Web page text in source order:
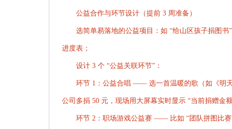
公益合作与环节设计（提前 3 周准备）
选简单易落地的公益项目：如 “给山区孩子捐图
进度表；
设计 3 个 “公益关联环节”：
环节 1：公益合唱 —— 选一首温暖的歌（如《明
公司多捐 50 元，现场用大屏幕实时显示 “当前捐赠金额
环节 2：职场游戏公益赛 —— 比如 “团队拼图比